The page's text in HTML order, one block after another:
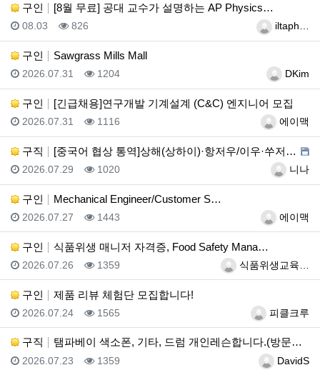
구인 [8월 무료] 공대 교수가 설명하는 AP Physics…
등록자iltaph…
등록일
08.03 조회
826
구인 Sawgrass Mills Mall
등록자DKim
등록일
2026.07.31 조회
1204
구인 [긴급채용]연구개발 기계설계 (C&C) 엔지니어 모집
등록자에이맥
등록일
2026.07.31 조회
1116
구직 [중국어 협상 통역]상해(상하이)·항저우/이우·쑤저우 …
등록자니나
등록일
2026.07.29 조회
1020
구인 Mechanical Engineer/Customer S…
등록자에이맥
등록일
2026.07.27 조회
1443
구인 식품위생 매니저 자격증, Food Safety Mana…
등록자식품위생교육…
등록일
2026.07.26 조회
1359
구인 제품 리뷰 체험단 모집합니다!
등록자피클크루
등록일
2026.07.24 조회
1565
구직 탬파베이 색소폰, 기타, 드럼 개인레슨합니다.(방문레슨…
등록자DavidS
등록일
2026.07.23 조회
1359